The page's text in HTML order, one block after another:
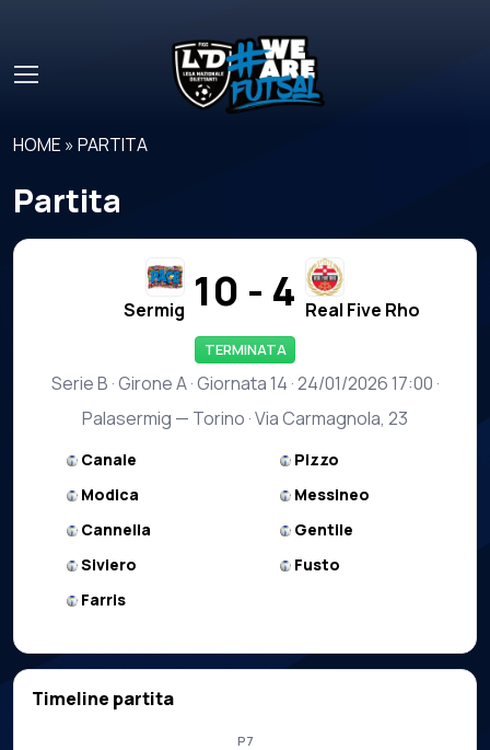
HOME »PARTITA
Partita
Sermig 10 - 4 Real Five Rho
TERMINATA
Serie B · Girone A · Giornata 14 · 24/01/2026 17:00 ·
Palasermig — Torino · Via Carmagnola, 23
Canale
Modica
Cannella
Siviero
Farris
Pizzo
Messineo
Gentile
Fusto
Timeline partita
P7